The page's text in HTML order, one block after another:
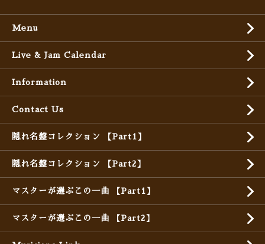
Menu
Live & Jam Calendar
Information
Contact Us
隠れ名盤コレクション 【Part1】
隠れ名盤コレクション 【Part2】
マスターが選ぶこの一曲 【Part1】
マスターが選ぶこの一曲 【Part2】